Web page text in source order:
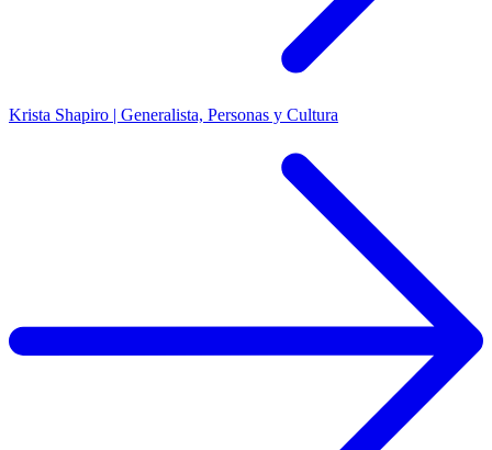
Krista Shapiro | Generalista, Personas y Cultura